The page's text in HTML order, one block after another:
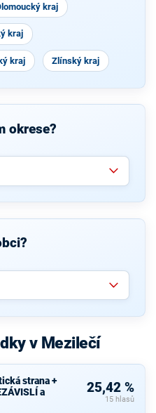
kraj
kraj
kraj Zlínský kraj
okrese?
v Mezilečí
strana +
a
25,42 %
15 hlasů